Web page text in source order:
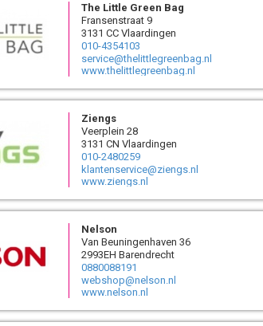
The Little Green Bag
Fransenstraat 9
3131 CC Vlaardingen
010-4354103
service@thelittlegreenbag.nl
www.thelittlegreenbag.nl
Ziengs
Veerplein 28
3131 CN Vlaardingen
010-2480259
klantenservice@ziengs.nl
www.ziengs.nl
Nelson
Van Beuningenhaven 36
2993EH Barendrecht
0880088191
webshop@nelson.nl
www.nelson.nl